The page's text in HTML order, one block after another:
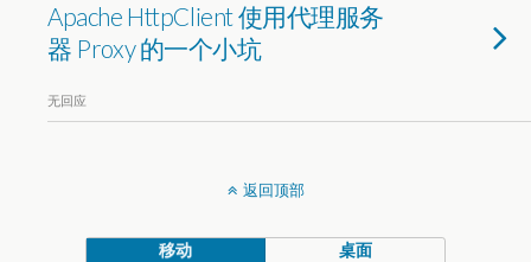
Apache HttpClient 使用代理服务
器 Proxy 的一个小坑
无回应
返回顶部
移动 桌面